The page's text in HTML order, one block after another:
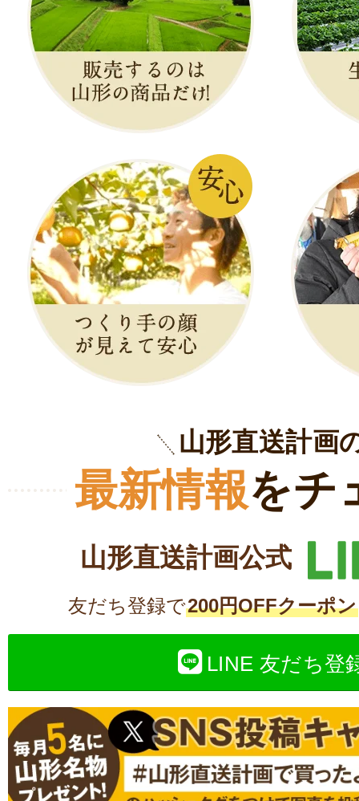
山形直送計画
最新情報をチ
山形直送計画公式
友だち登録で200円OFFクーポン
LINE 友だち登